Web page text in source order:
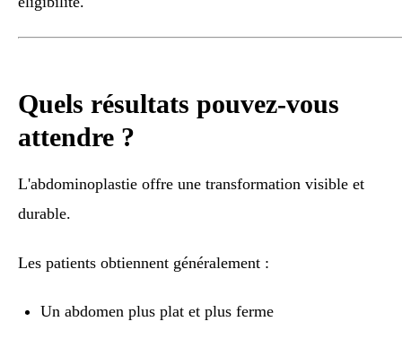
Quels résultats pouvez-vous
attendre ?
L'abdominoplastie offre une transformation visible et
durable.
Les patients obtiennent généralement :
Un abdomen plus plat et plus ferme